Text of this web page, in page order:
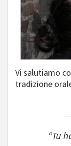
Vi salutiamo
tradizione
“Tu